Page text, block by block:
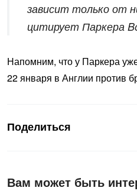
зависит только от
цитирует Паркера
Напомним, что у Паркера
22 января в Англии против
Поделиться
Вам может быть